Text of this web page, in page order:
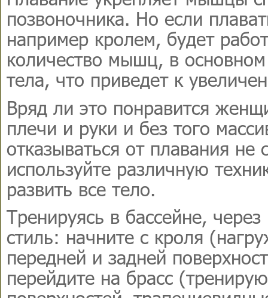
позвоночника. Но если
например кролем, будет
количество мышц, в
тела, что приведет к
Вряд ли это понравится
плечи и руки и без того
отказываться от плавания не
используйте различную
развить все тело.
Тренируясь в бассейне,
стиль: начните с кроля
передней и задней
перейдите на брасс